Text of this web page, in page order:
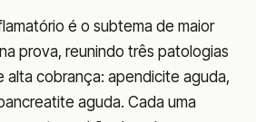
é o subtema de maior
prova, reunindo três patologias
alta cobrança: apendicite aguda,
aguda. Cada uma